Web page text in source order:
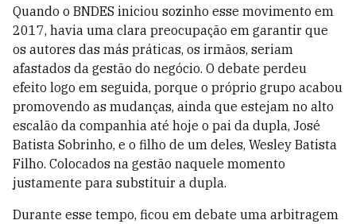
Quando o BNDES iniciou sozinho esse movimento em
2017, havia uma clara preocupação em garantir que
os autores das más práticas, os irmãos, seriam
afastados da gestão do negócio. O debate perdeu
efeito logo em seguida, porque o próprio grupo acabou
promovendo as mudanças, ainda que estejam no alto
escalão da companhia até hoje o pai da dupla, José
Batista Sobrinho, e o filho de um deles, Wesley Batista
Filho. Colocados na gestão naquele momento
justamente para substituir a dupla.
Durante esse tempo, ficou em debate uma arbitragem